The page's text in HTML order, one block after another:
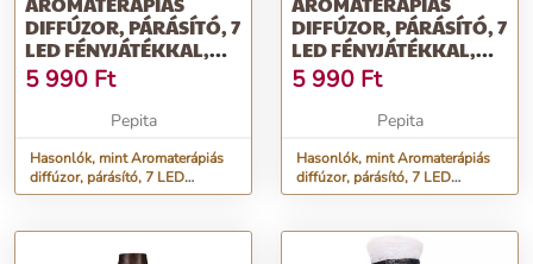
DIFFÚZOR, PÁRÁSÍTÓ, 7
LED FÉNYJÁTÉKKAL,
130 ML-SÖTÉT
5 990 Ft
Pepita
Hasonlók, mint Aromaterápiás
diffúzor, párásító, 7 LED
fényjátékkal, 130 ml-sötét
DIFFÚZOR, PÁRÁSÍTÓ, 7
LED FÉNYJÁTÉKKAL,
130 ML-VILÁGOS
5 990 Ft
Pepita
Hasonlók, mint Aromaterápiás
diffúzor, párásító, 7 LED
fényjátékkal, 130 ml-világos